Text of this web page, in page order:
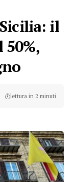
il
lettura in 2 minuti